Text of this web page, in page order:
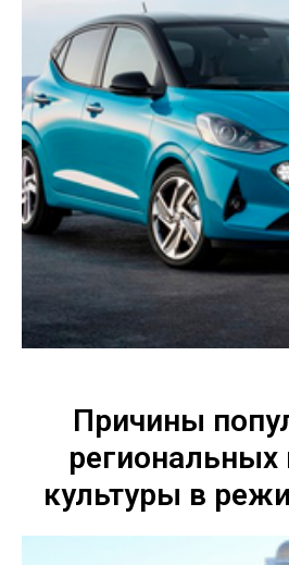
Причины
региональных
культуры в